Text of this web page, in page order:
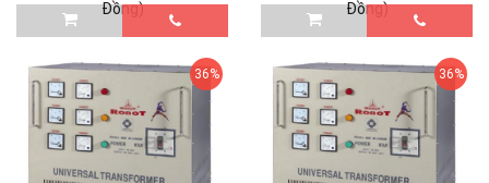
Đồng)
Đồng)
36% 36%